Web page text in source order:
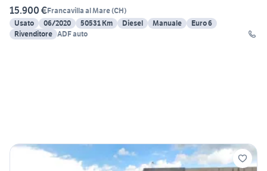
15.900 €Francavilla al Mare(CH)
Usato
06/2020 50531 Km Diesel Manuale
Euro 6
Rivenditore ADF auto